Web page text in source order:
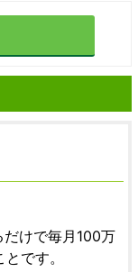
けで毎月100万
です。